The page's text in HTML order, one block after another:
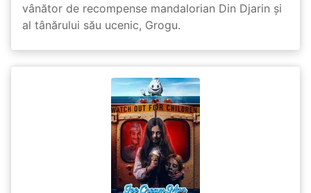
vânător de recompense mandalorian Din Djarin și
al tânărului său ucenic, Grogu.